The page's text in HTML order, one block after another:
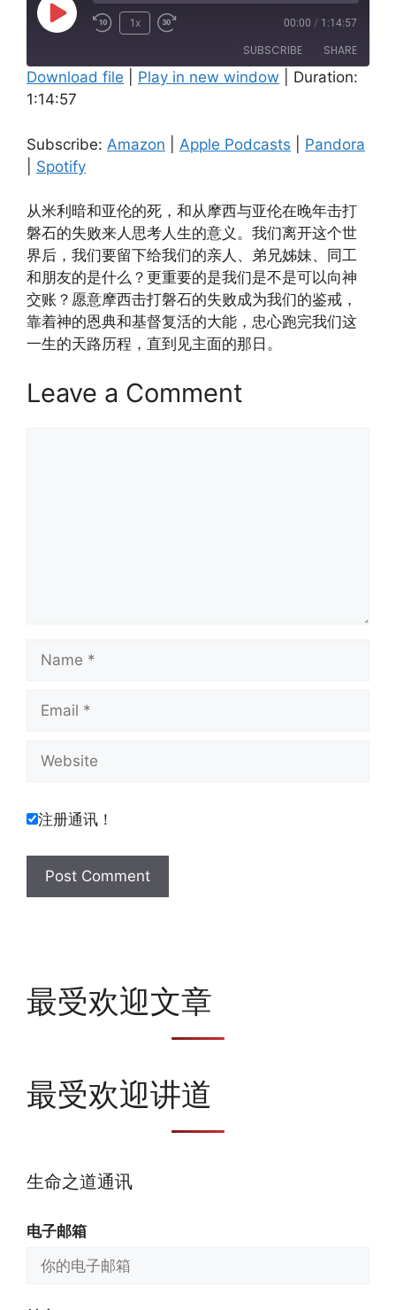
Play
1x 00:00 / 1:14:57
SUBSCRIBE SHARE
Amazon
RSS FEED
SHARE
LINK
EMBED
Download file Play in new window
Duration:
1:14:57
Subscribe: Amazon Apple Podcasts
Pandora
Spotify
从米利暗和亚伦的死，和从摩西与亚伦在晚年击打
磐石的失败来人思考人生的意义。我们离开这个世
界后，我们要留下给我们的亲人、弟兄姊妹、同工
和朋友的是什么？更重要的是我们是不是可以向神
交账？愿意摩西击打磐石的失败成为我们的鉴戒，
靠着神的恩典和基督复活的大能，忠心跑完我们这
一生的天路历程，直到见主面的那日。
Leave a Comment
注册通讯！
最受欢迎文章
最受欢迎讲道
生命之道通讯
电子邮箱